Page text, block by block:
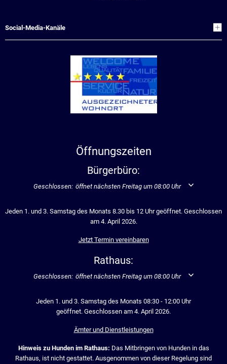
Social-Media-Kanäle
Öffnungszeiten
Bürgerbüro:
Klicken, um weitere Öffnungs- oder Schließzeiten auszublenden
Geschlossen: öffnet nächsten Freitag um 08:00 Uhr
Jeden 1. und 3. Samstag des Monats 8.30 bis 12 Uhr geöffnet. Geschlossen
am 4. April 2026.
Jetzt Termin vereinbaren
Rathaus:
Klicken, um weitere Öffnungs- oder Schließzeiten auszublenden
Geschlossen: öffnet nächsten Freitag um 08:00 Uhr
Jeden 1. und 3. Samstag des Monats 08:30 - 12:00 Uhr
geöffnet. Geschlossen am 4. April 2026.
Ämter und Dienstleistungen
Hinweis zu Hunden im Rathaus: Das Mitbringen von Hunden in das
Rathaus, ist nicht gestattet. Ausgenommen von dieser Regelung sind